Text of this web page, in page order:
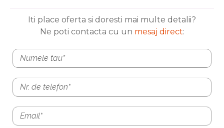
Iti place oferta si doresti mai multe detalii?
Ne poti contacta cu un mesaj direct: